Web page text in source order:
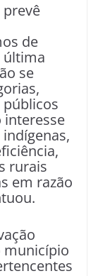
de
última
se
rurais
em razão
município